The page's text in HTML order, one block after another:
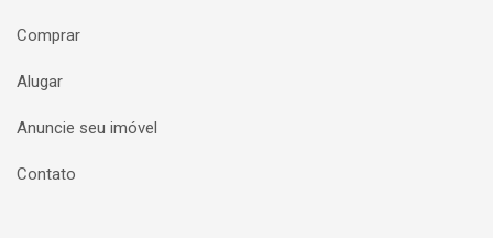
Comprar
Alugar
Anuncie seu imóvel
Contato